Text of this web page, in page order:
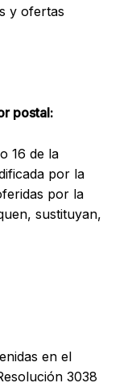
y ofertas
postal:
16 de la
por la
por la
sustituyan,
en el
3038